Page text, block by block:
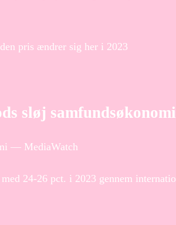
pris ændrer sig her i 2023
sløj samfundsøkonomi
— MediaWatch
24-26 pct. i 2023 gennem